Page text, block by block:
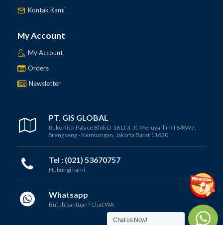
JualRain
Gauge
Ombrometer, Observatorium, OBS
melengkapi kebutuhan dalam pekerjaan survey anda
Kontak Kami
My Account
My Account
Orders
Newsletter
PT. GIS GLOBAL
Ruko Rich Palace Blok D-16 Lt 3, Jl. Meruya Ilir RT8/RW7,
Srengseng - Kembangan, Jakarta Barat 11630
Tel : (021) 53670757
Hubungi kami
Whatsapp
Butuh bantuan? Chat WA
Chat us Now!